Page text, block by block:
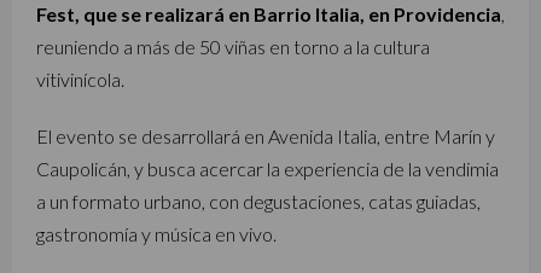
Fest, que se realizará en Barrio Italia, en Providencia
reuniendo a más de 50 viñas en torno a la cultura
vitivinícola.
El evento se desarrollará en Avenida Italia, entre Marín y
Caupolicán, y busca acercar la experiencia de la vendimia
a un formato urbano, con degustaciones, catas guiadas,
gastronomía y música en vivo.